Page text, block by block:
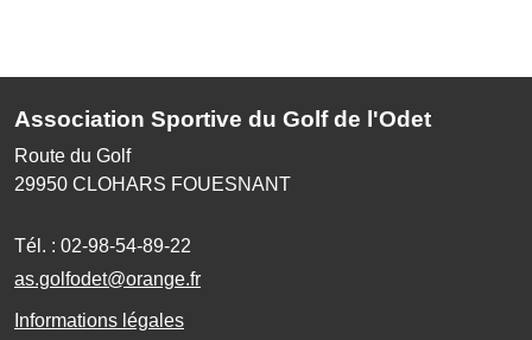
Association Sportive du Golf de l'Odet
Route du Golf
29950 CLOHARS FOUESNANT
Tél. : 02-98-54-89-22
as.golfodet@orange.fr
Informations légales